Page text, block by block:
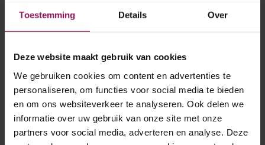
Toestemming Details Over
Deze website maakt gebruik van cookies
We gebruiken cookies om content en advertenties te
personaliseren, om functies voor social media te bieden
en om ons websiteverkeer te analyseren. Ook delen we
informatie over uw gebruik van onze site met onze
partners voor social media, adverteren en analyse. Deze
Recent bekeken